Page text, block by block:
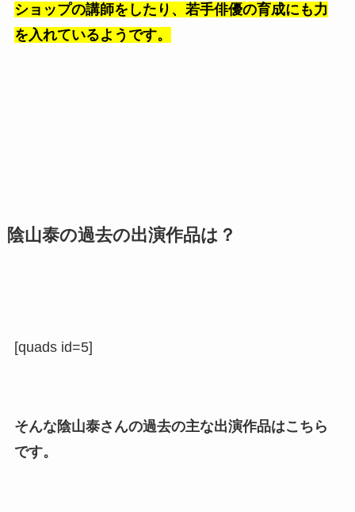
ショップの講師をしたり、若手俳優の育成にも力
を入れているようです。
陰山泰の過去の出演作品は？
[quads id=5]
そんな陰山泰さんの過去の主な出演作品はこちら
です。